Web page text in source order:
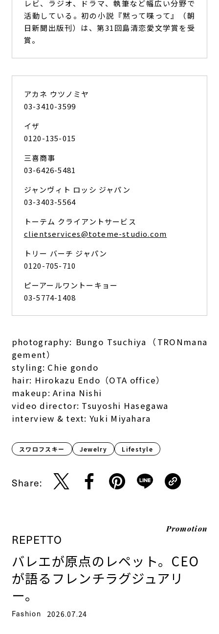
レビ、ラジオ、ドラマ、執筆など幅広い分野で
活動している。初の小説『黙って喋って』（朝
日新聞出版刊）は、第31回島清恋愛文学賞を受
賞。
アカネ ウツノミヤ
03-3410-3599
イザ
0120-135-015
三喜商事
03-6426-5481
ジャンヴィト ロッシ ジャパン
03-3403-5564
トーテム クライアントサービス
clientservices@toteme-studio.com
トリー バーチ ジャパン
0120-705-710
ピーアールワントーキョー
03-5774-1408
photography: Bungo Tsuchiya（TRONmana
gement）
styling: Chie gondo
hair: Hirokazu Endo（OTA office）
makeup: Arina Nishi
video director: Tsuyoshi Hasegawa
interview & text: Yuki Miyahara
スワロフスキー Jewelry Lifestyle​
Share:
Promotion
REPETTO
バレエが原点のレペット。CEO
が語るフレンチラグジュアリ
ー。
Fashion 2026.07.24